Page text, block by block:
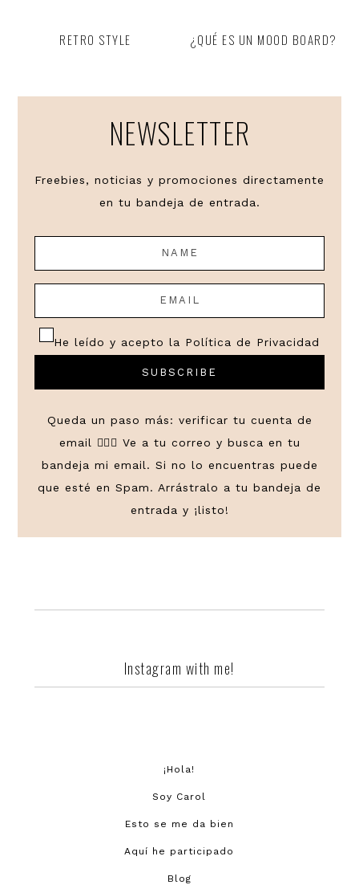
RETRO STYLE ¿QUÉ ES UN MOOD BOARD?
NEWSLETTER
Freebies, noticias y promociones directamente
en tu bandeja de entrada.
He leído y acepto la Política de Privacidad
Queda un paso más: verificar tu cuenta de
email 👌🏼😉 Ve a tu correo y busca en tu
bandeja mi email. Si no lo encuentras puede
que esté en Spam. Arrástralo a tu bandeja de
entrada y ¡listo!
Instagram with me!
¡Hola!
Soy Carol
Esto se me da bien
Aquí he participado
Blog